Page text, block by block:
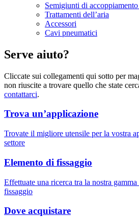
Semigiunti di accoppiamento
Trattamenti dell’aria
Accessori
Cavi pneumatici
Serve aiuto?
Cliccate sui collegamenti qui sotto per
non riuscite a trovare quello che state
contattarci.
Trova un’applicazione
Trovate il migliore utensile per la vostra
settore
Elemento di fissaggio
Effettuate una ricerca tra la nostra
fissaggio
Dove acquistare